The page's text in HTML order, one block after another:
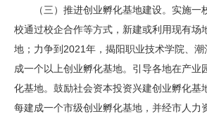
（三）推进创业孵化基地建设。实施一
校通过校企合作等方式，新建或利用现有场
地；力争到2021年，揭阳职业技术学院、
成一个以上创业孵化基地。引导各地在产业
化基地。鼓励社会资本投资兴建创业孵化基
每建成一个市级创业孵化基地，并经市人力